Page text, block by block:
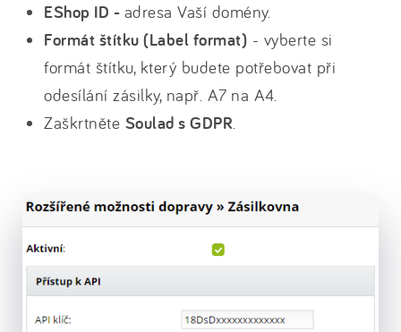
EShop ID - adresa Vaší domény.
Formát štítku (Label format) - vyberte si
formát štítku, který budete potřebovat při
odesílání zásilky, např. A7 na A4.
Zaškrtněte Soulad s GDPR.